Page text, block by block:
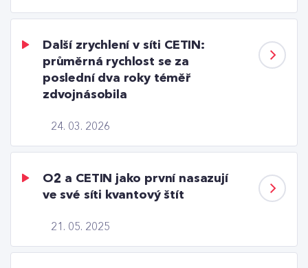
24. 03. 2026
Další zrychlení v síti CETIN:
průměrná rychlost se za
poslední dva roky téměř
zdvojnásobila
21. 05. 2025
O2 a CETIN jako první nasazují
ve své síti kvantový štít